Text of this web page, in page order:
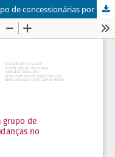
Melhoria do desempenho de um grupo de concessionárias por meio de mudanças no atendimento ao cliente